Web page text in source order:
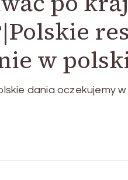
w
dania oczekujemy w